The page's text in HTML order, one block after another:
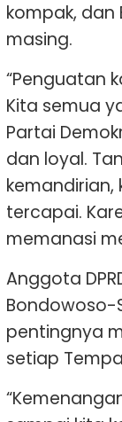
kompak, dan
masing.
“Penguatan
Kita semua
Partai
dan loyal.
kemandirian,
tercapai.
memanasi
Anggota
Bondowoso-
pentingnya
setiap